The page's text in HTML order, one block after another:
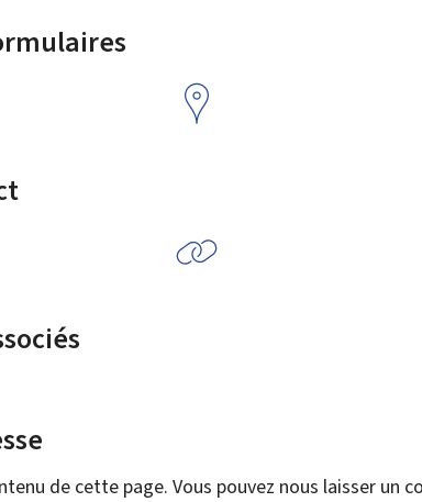
de cette page. Vous pouvez nous laisser un